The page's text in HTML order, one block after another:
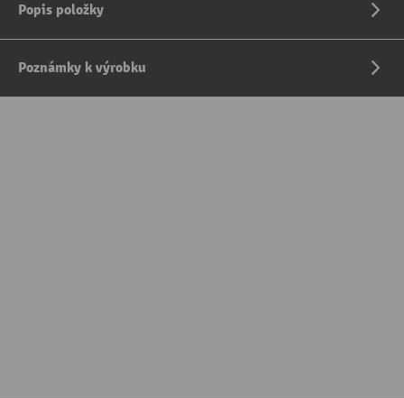
Popis položky
Poznámky k výrobku